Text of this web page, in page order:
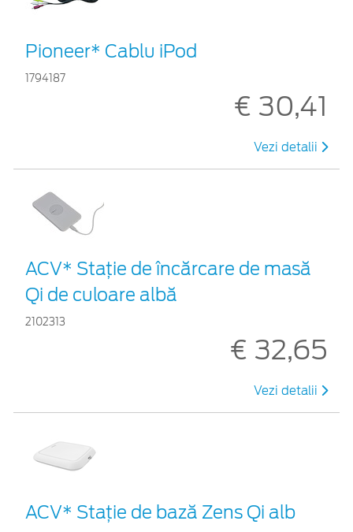
Pioneer* Cablu iPod
1794187
€ 30,41
Vezi detalii
ACV* Stație de încărcare de masă
Qi de culoare albă
2102313
€ 32,65
Vezi detalii
ACV* Stație de bază Zens Qi alb